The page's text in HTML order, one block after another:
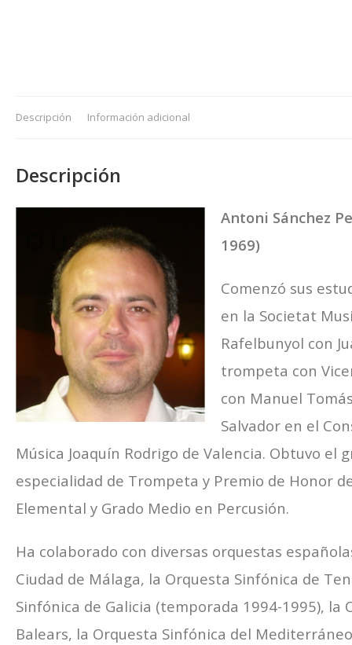
Descripción Información adicional
Descripción
Antoni Sánchez
1969)
Comenzó sus
en la Societat
Rafelbunyol con
trompeta con
con Manuel
Salvador en el
Música Joaquín Rodrigo de Valencia. Obtuvo el
especialidad de Trompeta y Premio de Honor
Elemental y Grado Medio en Percusión.
Ha colaborado con diversas orquestas
Ciudad de Málaga, la Orquesta Sinfónica de
Sinfónica de Galicia (temporada 1994-1995), la
Balears, la Orquesta Sinfónica del